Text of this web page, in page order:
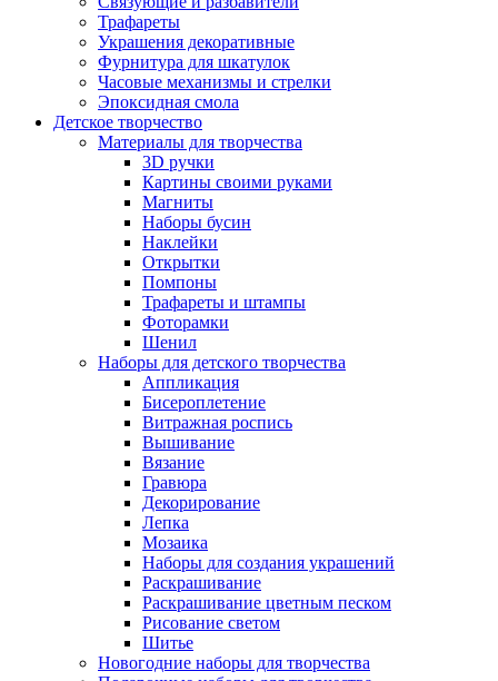
Трафареты
Украшения декоративные
Фурнитура для шкатулок
Часовые механизмы и стрелки
Эпоксидная смола
Детское творчество
Материалы для творчества
3D ручки
Картины своими руками
Магниты
Наборы бусин
Наклейки
Открытки
Помпоны
Трафареты и штампы
Фоторамки
Шенил
Наборы для детского творчества
Аппликация
Бисероплетение
Витражная роспись
Вышивание
Вязание
Гравюра
Декорирование
Лепка
Мозаика
Наборы для создания украшений
Раскрашивание
Раскрашивание цветным песком
Рисование светом
Шитье
Новогодние наборы для творчества